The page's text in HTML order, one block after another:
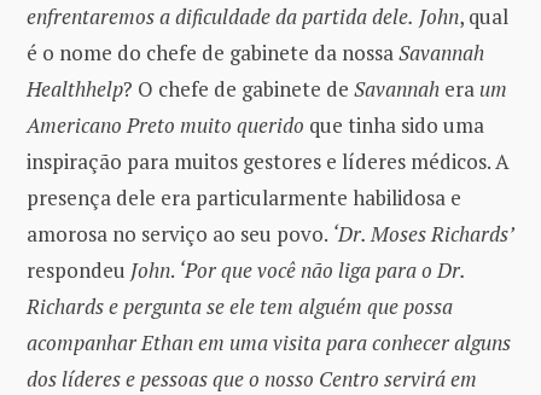
enfrentaremos a dificuldade da partida dele. John, qual
é o nome do chefe de gabinete da nossa Savannah
Healthhelp? O chefe de gabinete de Savannah era um
Americano Preto muito querido que tinha sido uma
inspiração para muitos gestores e líderes médicos. A
presença dele era particularmente habilidosa e
amorosa no serviço ao seu povo. ‘Dr. Moses Richards’
respondeu John. ‘Por que você não liga para o Dr.
Richards e pergunta se ele tem alguém que possa
acompanhar Ethan em uma visita para conhecer alguns
dos líderes e pessoas que o nosso Centro servirá em